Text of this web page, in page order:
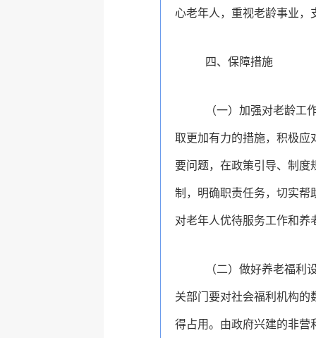
心老年人，重视老龄事业，
四、保障措施
（一） 加强对老龄工
取更加有力的措施，积极应
要问题，在政策引导、制度
制，明确职责任务，切实帮
对老年人优待服务工作和养
（二） 做好养老福利
关部门要对社会福利机构的
得占用。由政府兴建的非营